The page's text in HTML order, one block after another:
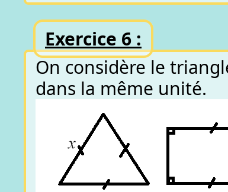
Exercice 6 :
On considère le
dans la même unité.